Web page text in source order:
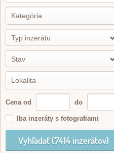
Typ inzerátu
Stav
Cena od do
Iba inzeráty s fotografiami